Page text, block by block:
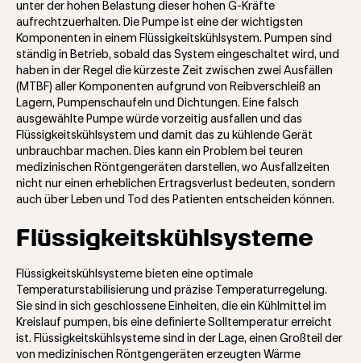
unter der hohen Belastung dieser hohen G-Kräfte
aufrechtzuerhalten. Die Pumpe ist eine der wichtigsten
Komponenten in einem Flüssigkeitskühlsystem. Pumpen sind
ständig in Betrieb, sobald das System eingeschaltet wird, und
haben in der Regel die kürzeste Zeit zwischen zwei Ausfällen
(MTBF) aller Komponenten aufgrund von Reibverschleiß an
Lagern, Pumpenschaufeln und Dichtungen. Eine falsch
ausgewählte Pumpe würde vorzeitig ausfallen und das
Flüssigkeitskühlsystem und damit das zu kühlende Gerät
unbrauchbar machen. Dies kann ein Problem bei teuren
medizinischen Röntgengeräten darstellen, wo Ausfallzeiten
nicht nur einen erheblichen Ertragsverlust bedeuten, sondern
auch über Leben und Tod des Patienten entscheiden können.
Flüssigkeitskühlsysteme
Flüssigkeitskühlsysteme bieten eine optimale
Temperaturstabilisierung und präzise Temperaturregelung.
Sie sind in sich geschlossene Einheiten, die ein Kühlmittel im
Kreislauf pumpen, bis eine definierte Solltemperatur erreicht
ist. Flüssigkeitskühlsysteme sind in der Lage, einen Großteil der
von medizinischen Röntgengeräten erzeugten Wärme